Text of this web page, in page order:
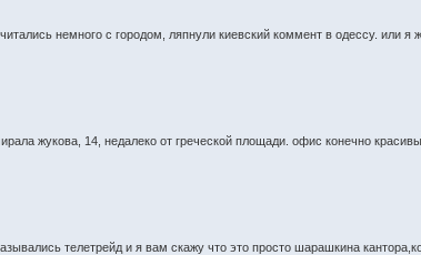
немного с городом, ляпнули киевский коммент в одессу. или я
жукова, 14, недалеко от греческой площади. офис конечно
телетрейд и я вам скажу что это просто шарашкина